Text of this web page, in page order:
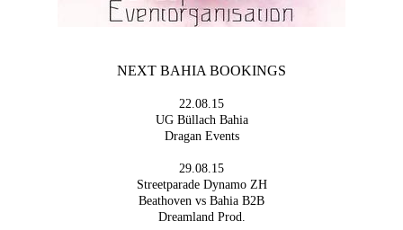
NEXT BAHIA BOOKINGS
22.08.15
UG Büllach Bahia
Dragan Events
29.08.15
Streetparade Dynamo ZH
Beathoven vs Bahia B2B
Dreamland Prod.